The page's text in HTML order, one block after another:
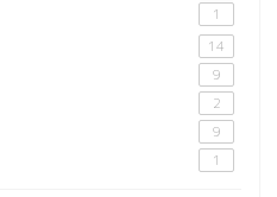
1
14
9
2
9
1